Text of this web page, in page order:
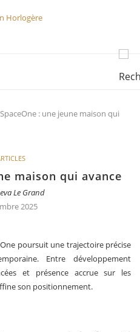
SpaceOne : une jeune maison qui
maison qui avance
Le Grand
2025
poursuit une trajectoire précise
Entre développement
et présence accrue sur les
son positionnement.